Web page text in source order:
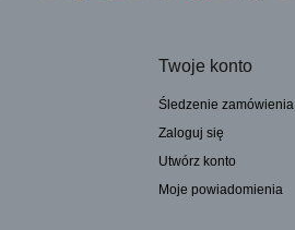
Twoje konto
Śledzenie zamówienia
Zaloguj się
Utwórz konto
Moje powiadomienia